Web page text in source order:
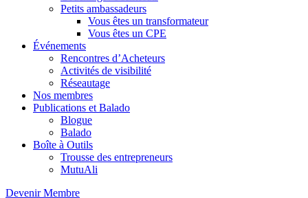
Petits ambassadeurs
Vous êtes un transformateur
Vous êtes un CPE
Événements
Rencontres d’Acheteurs
Activités de visibilité
Réseautage
Nos membres
Publications et Balado
Blogue
Balado
Boîte à Outils
Trousse des entrepreneurs
MutuAli
Devenir Membre